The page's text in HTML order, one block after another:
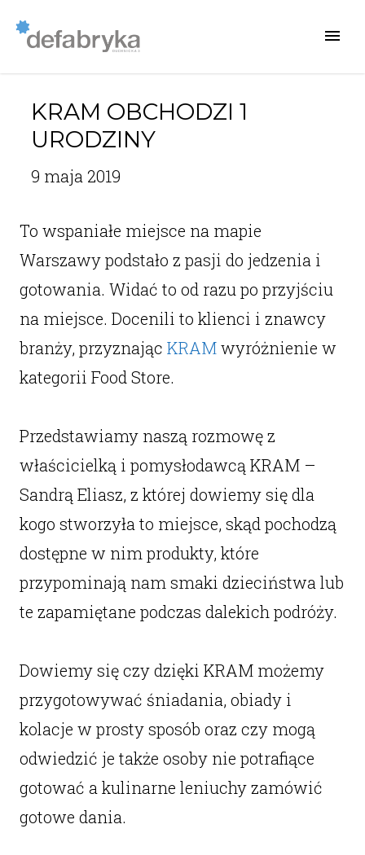
KRAM OBCHODZI 1
URODZINY
9 maja 2019
To wspaniałe miejsce na mapie
Warszawy podstało z pasji do jedzenia i
gotowania. Widać to od razu po przyjściu
na miejsce. Docenili to klienci i znawcy
branży, przyznając KRAMwyróżnienie w
kategorii Food Store.
Przedstawiamy naszą rozmowę z
właścicielką i pomysłodawcą KRAM –
Sandrą Eliasz, z której dowiemy się dla
kogo stworzyła to miejsce, skąd pochodzą
dostępne w nim produkty, które
przypominają nam smaki dzieciństwa lub
te zapamiętane podczas dalekich podróży.
Dowiemy się czy dzięki KRAM możemy
przygotowywać śniadania, obiady i
kolacje w prosty sposób oraz czy mogą
odwiedzić je także osoby nie potrafiące
gotować a kulinarne leniuchy zamówić
gotowe dania.